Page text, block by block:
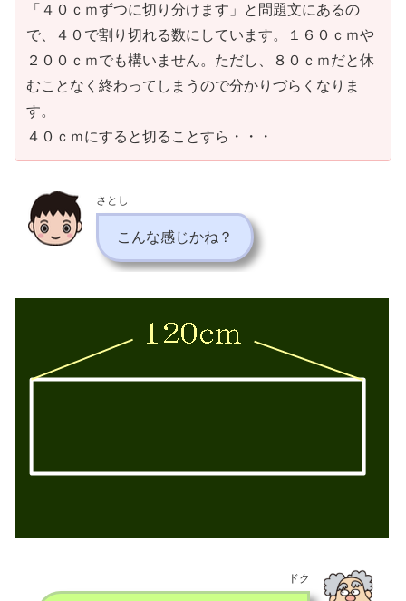
「４０ｃｍずつに切り分けます」と問題文にあるの
で、４０で割り切れる数にしています。１６０ｃｍや
２００ｃｍでも構いません。ただし、８０ｃｍだと休
むことなく終わってしまうので分かりづらくなりま
す。
４０ｃｍにすると切ることすら・・・
さとし
こんな感じかね？
ドク